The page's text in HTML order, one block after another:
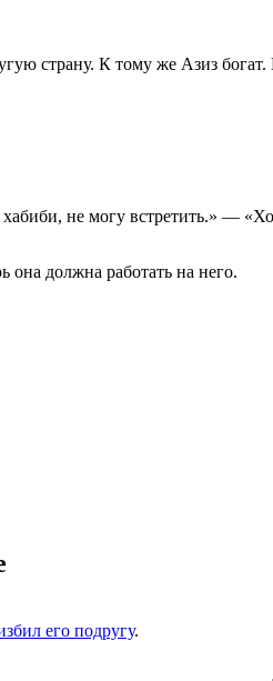
страну. К тому же Азиз
не могу встретить.» —
она должна работать на него.
его подругу.